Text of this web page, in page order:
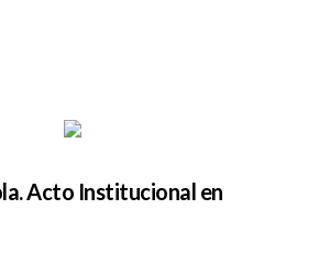
Acto Institucional en